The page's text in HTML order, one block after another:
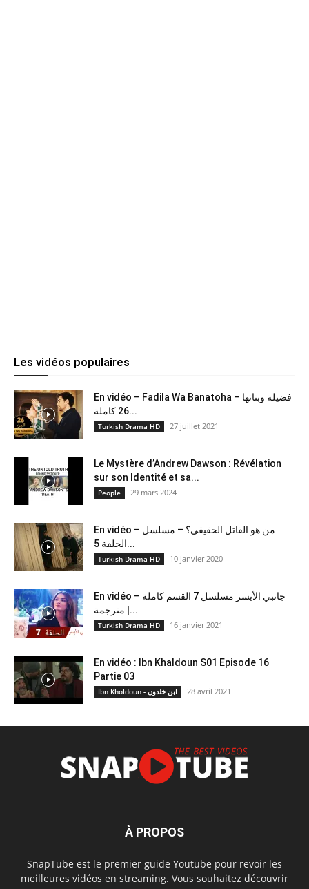
Les vidéos populaires
En vidéo – Fadila Wa Banatoha – فضيلة وبناتها
26 كاملة...
Turkish Drama HD 27 juillet 2021
Le Mystère d’Andrew Dawson : Révélation
sur son Identité et sa...
People 29 mars 2024
En vidéo – من هو القاتل الحقيقي؟ – مسلسل
الحلقة 5...
Turkish Drama HD 10 janvier 2020
En vidéo – جانبي الأيسر مسلسل 7 القسم كاملة
مترجمة |...
Turkish Drama HD 16 janvier 2021
En vidéo : Ibn Khaldoun S01 Episode 16
Partie 03
Ibn Kholdoun - ابن خلدون 28 avril 2021
À PROPOS
SnapTube est le premier guide Youtube pour revoir les
meilleures vidéos en streaming. Vous souhaitez découvrir